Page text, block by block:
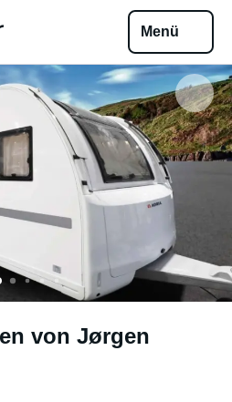
Menü
von Jørgen